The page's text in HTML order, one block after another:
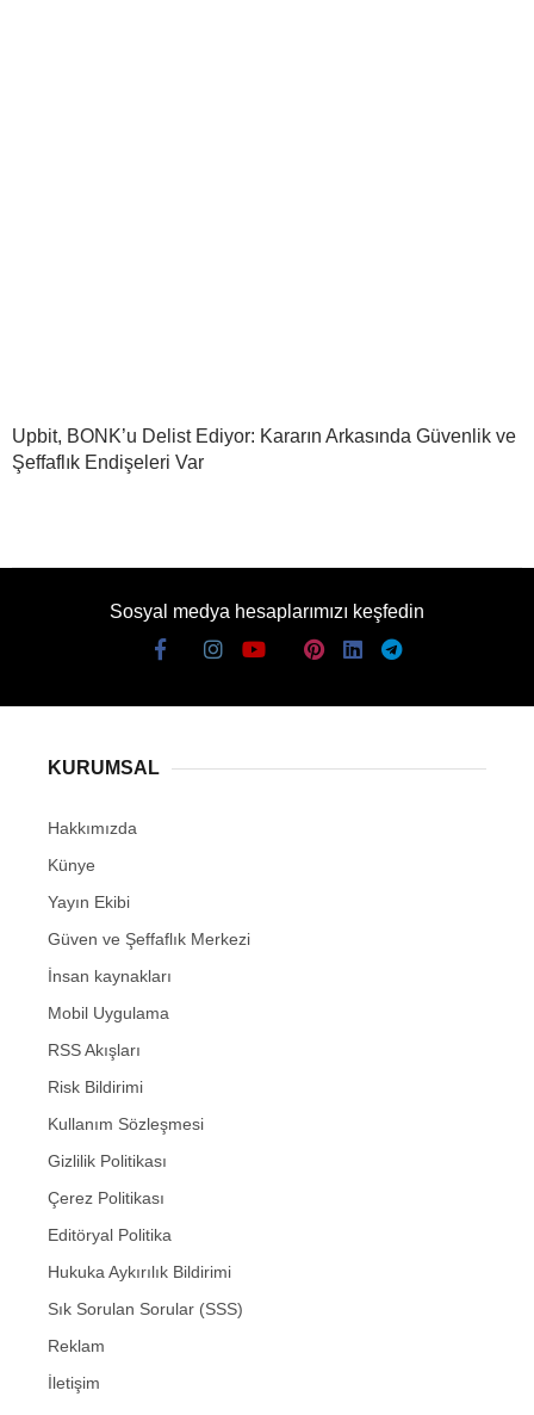
Upbit, BONK’u Delist Ediyor: Kararın Arkasında Güvenlik ve
Şeffaflık Endişeleri Var
Sosyal medya hesaplarımızı keşfedin
KURUMSAL
Hakkımızda
Künye
Yayın Ekibi
Güven ve Şeffaflık Merkezi
İnsan kaynakları
Mobil Uygulama
RSS Akışları
Risk Bildirimi
Kullanım Sözleşmesi
Gizlilik Politikası
Çerez Politikası
Editöryal Politika
Hukuka Aykırılık Bildirimi
Sık Sorulan Sorular (SSS)
Reklam
İletişim